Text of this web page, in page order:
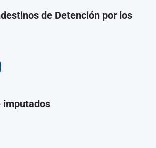
de Detención por los
imputados